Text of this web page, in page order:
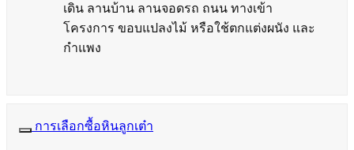
เดิน ลานบ้าน ลานจอดรถ ถนน ทางเข้า
โครงการ ขอบแปลงไม้ หรือใช้ตกแต่งผนัง และ
กำแพง
การเลือกซื้อหินลูกเต๋า